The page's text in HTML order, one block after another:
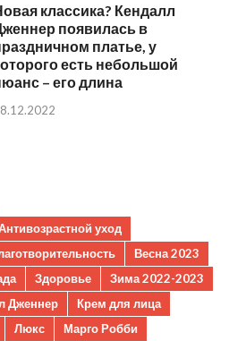
классика? Кендалл
появилась в
платье, у
есть небольшой
– его длина
уход
Весна 2023
Здоровье
Зима 2022-2023
Дженнер
Крем для лица
Люкс
Марго Робби